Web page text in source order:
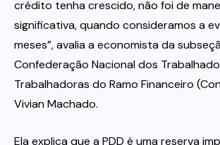
crédito tenha crescido, não foi de
significativa, quando consideramos a
meses”, avalia a economista da
Confederação Nacional dos
Trabalhadoras do Ramo Financeiro
Vivian Machado.
Ela explica que a PDD é uma reserva